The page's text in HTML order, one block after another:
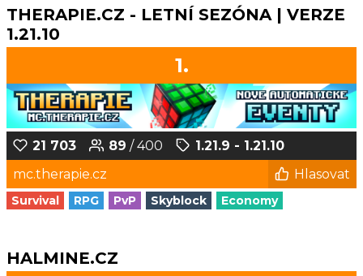
THERAPIE.CZ - LETNÍ SEZÓNA | VERZE
1.21.10
1.
21 703 89 / 400
1.21.9 - 1.21.10
mc.therapie.cz
Hlasovat
Survival RPG PvP Skyblock Economy
HALMINE.CZ